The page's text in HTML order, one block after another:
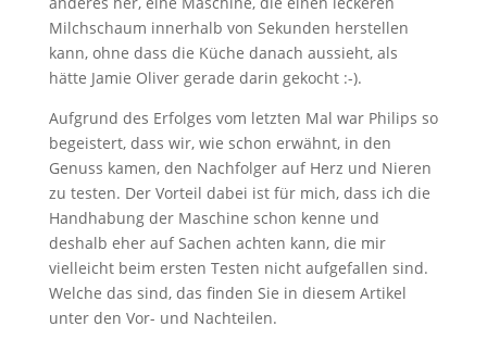
Milchschaum innerhalb von Sekunden herstellen
kann, ohne dass die Küche danach aussieht, als
hätte Jamie Oliver gerade darin gekocht :-).
Aufgrund des Erfolges vom letzten Mal war Philips so
begeistert, dass wir, wie schon erwähnt, in den
Genuss kamen, den Nachfolger auf Herz und Nieren
zu testen. Der Vorteil dabei ist für mich, dass ich die
Handhabung der Maschine schon kenne und
deshalb eher auf Sachen achten kann, die mir
vielleicht beim ersten Testen nicht aufgefallen sind.
Welche das sind, das finden Sie in diesem Artikel
unter den Vor- und Nachteilen.